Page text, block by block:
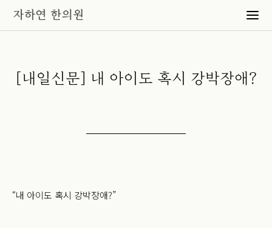
[내일신문] 내 아이도 혹시 강박장애?
“내 아이도 혹시 강박장애?”